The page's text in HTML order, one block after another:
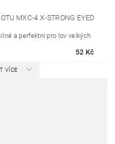
MXC-4 X-STRONG EYED
a perfektní pro lov velkých
52 Kč
VÍCE